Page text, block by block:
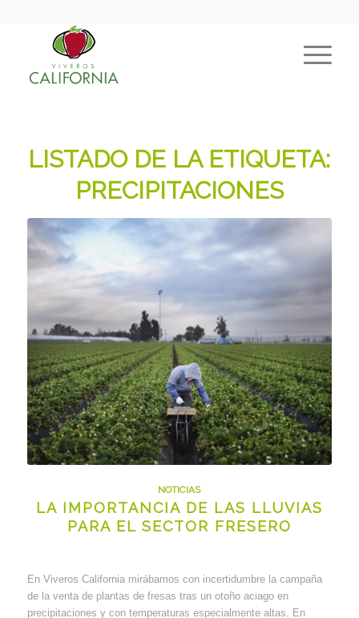
LISTADO DE LA ETIQUETA:
PRECIPITACIONES
NOTICIAS
LA IMPORTANCIA DE LAS LLUVIAS
PARA EL SECTOR FRESERO
En Viveros California mirábamos con incertidumbre la campaña
de la venta de plantas de fresas tras un otoño aciago en
precipitaciones y con temperaturas especialmente altas. En